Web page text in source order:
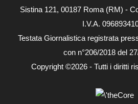
Sistina 121, 00187 Roma (RM) -
I.V.A.
Testata Giornalistica registrata
con n°206/2018 del
Copyright ©2026 - Tutti i diritti